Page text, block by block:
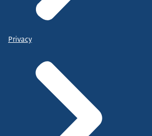
Privacy